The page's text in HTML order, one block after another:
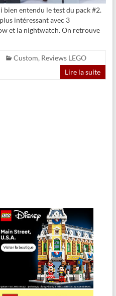
entendu le test du pack #2.
intéressant avec 3
et la nightwatch. On retrouve
Custom, Reviews LEGO
Lire la suite